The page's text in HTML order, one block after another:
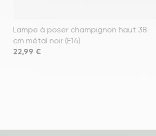
Lampe à poser champignon haut 38
cm métal noir (E14)
Prix
22,99 €